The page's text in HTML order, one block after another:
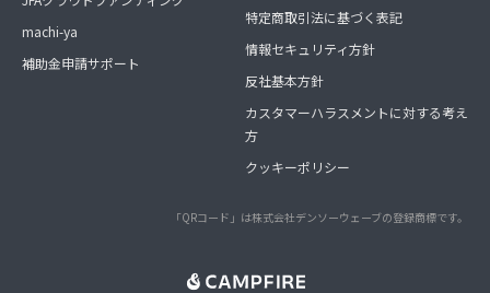
machi-ya
補助金申請サポート
特定商取引法に基づく表記
情報セキュリティ方針
反社基本方針
カスタマーハラスメントに対する考え
方
クッキーポリシー
「QRコード」は株式会社デンソーウェーブの登録商標です。